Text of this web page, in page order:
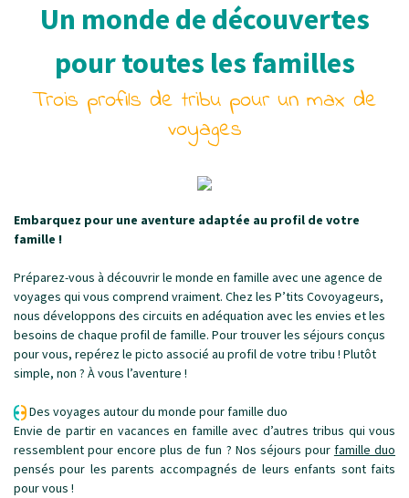
Un monde de découvertes
pour toutes les familles
Trois profils de tribu pour un max de
voyages
Embarquez pour une aventure adaptée au profil de votre
famille !
Préparez-vous à découvrir le monde en famille avec une agence de
voyages qui vous comprend vraiment. Chez les P’tits Covoyageurs,
nous développons des circuits en adéquation avec les envies et les
besoins de chaque profil de famille. Pour trouver les séjours conçus
pour vous, repérez le picto associé au profil de votre tribu ! Plutôt
simple, non ? À vous l’aventure !
Des voyages autour du monde pour famille duo
Envie de partir en vacances en famille avec d’autres tribus qui vous
ressemblent pour encore plus de fun ? Nos séjours pour famille duo
pensés pour les parents accompagnés de leurs enfants sont faits
pour vous !